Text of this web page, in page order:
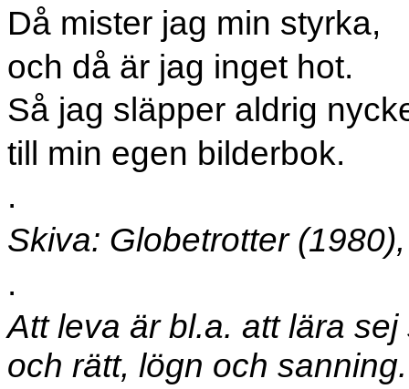
Då mister jag min styrka,
och då är jag inget hot.
Så jag släpper aldrig
till min egen bilderbok.
.
Skiva: Globetrotter
.
Att leva är bl.a. att lära
och rätt, lögn och